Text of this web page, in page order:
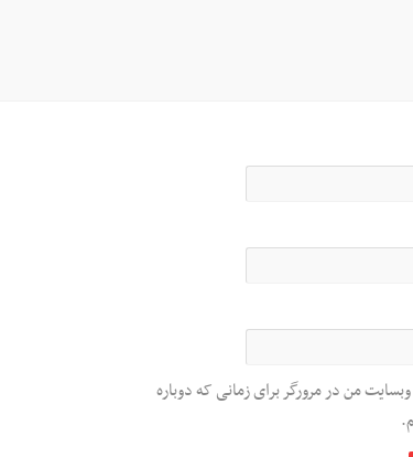
وبسایت من در مرورگر برای زمانی که دوباره